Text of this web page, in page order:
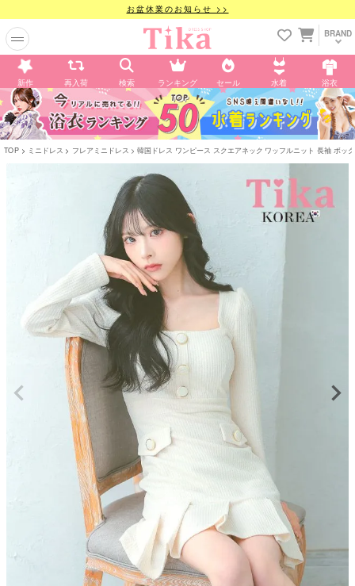
お盆休業のお知らせ >>
BRAND
新作 再入荷 検索 ランキング セール 水着 浴衣
TOP ミニドレス フレアミニドレス 韓国ドレス ワンピース スクエアネック ワッフルニット 長袖 ボッ